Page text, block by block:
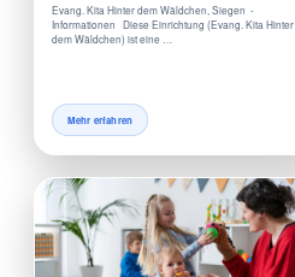
Evang. Kita Hinter dem Wäldchen, Siegen -
Informationen Diese Einrichtung (Evang. Kita Hinter
dem Wäldchen) ist eine …
Mehr erfahren